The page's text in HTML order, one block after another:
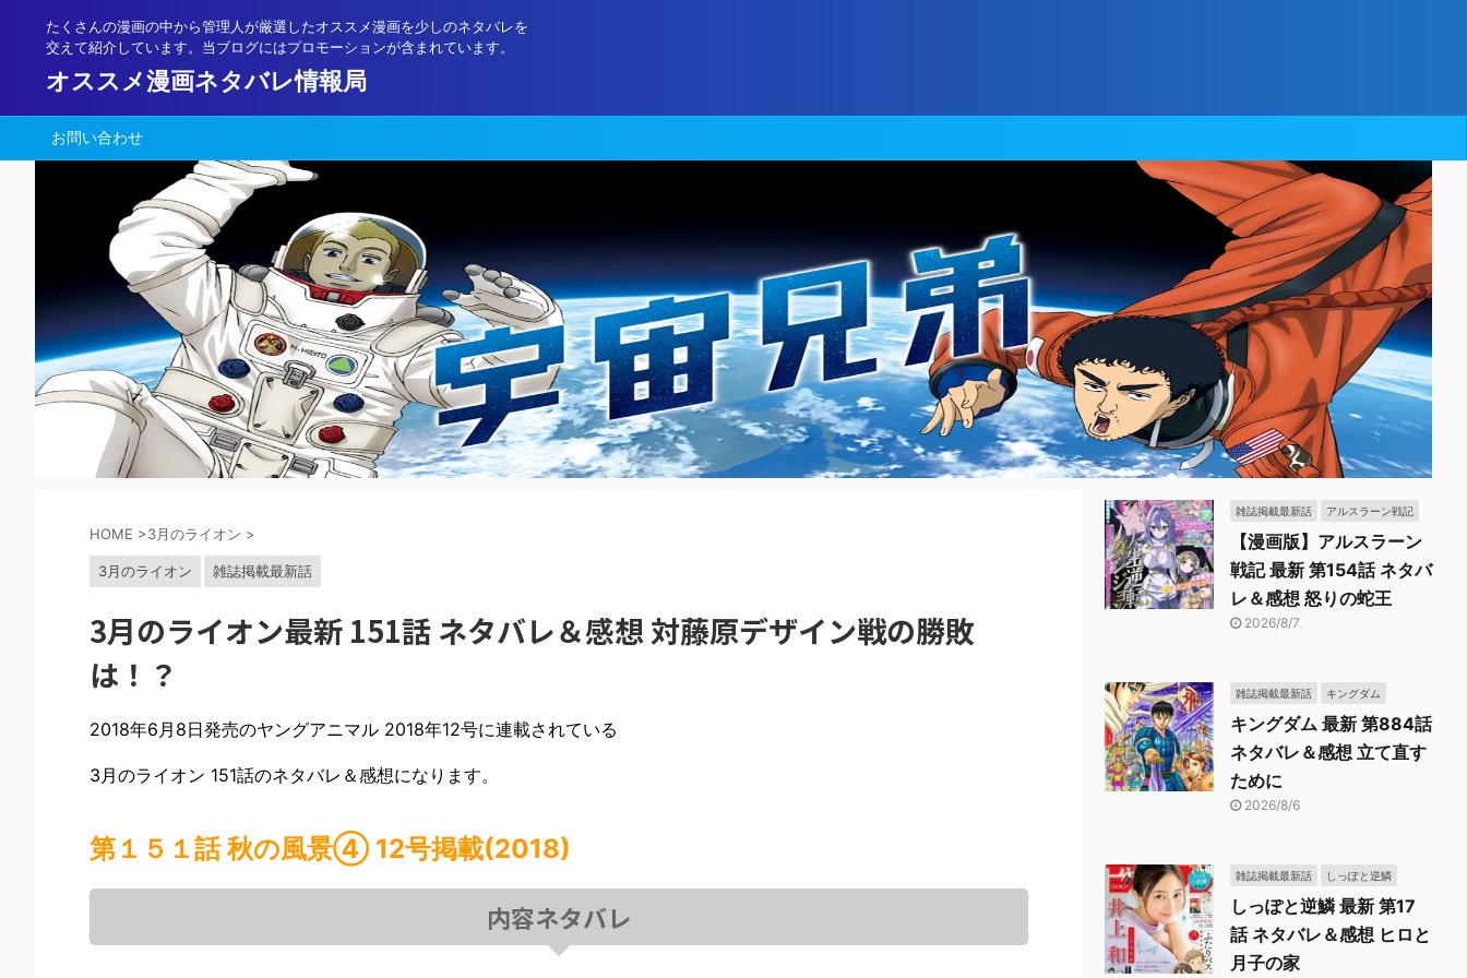
たくさんの漫画の中から管理人が厳選したオススメ漫画を少しのネタバレを
交えて紹介しています。当ブログにはプロモーションが含まれています。
オススメ漫画ネタバレ情報局
お問い合わせ
HOME >3月のライオン >
3月のライオン 雑誌掲載最新話
3月のライオン最新 151話 ネタバレ＆感想 対藤原デザイン戦の勝敗
は！？
2018年6月8日発売のヤングアニマル 2018年12号に連載されている
3月のライオン 151話のネタバレ＆感想になります。
第１５１話 秋の風景④ 12号掲載(2018)
内容ネタバレ
雑誌掲載最新話 アルスラーン戦記
【漫画版】アルスラーン
戦記 最新 第154話 ネタバ
レ＆感想 怒りの蛇王
2026/8/7
雑誌掲載最新話 キングダム
キングダム 最新 第884話
ネタバレ＆感想 立て直す
ために
2026/8/6
雑誌掲載最新話 しっぽと逆鱗
しっぽと逆鱗 最新 第17
話 ネタバレ＆感想 ヒロと
月子の家